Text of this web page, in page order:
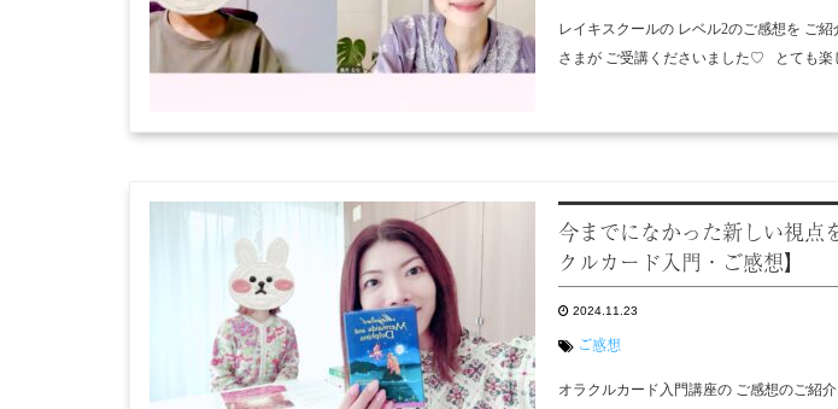
レイキスクールの レベル2のご感想を ご
さまが ご受講くださいました♡ とても
今までになかった新しい視点
クルカード入門・ご感想】
2024.11.23
ご感想
オラクルカード入門講座の ご感想のご紹